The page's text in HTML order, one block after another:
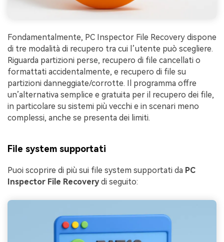
Fondamentalmente, PC Inspector File Recovery dispone
di tre modalità di recupero tra cui l’utente può scegliere.
Riguarda partizioni perse, recupero di file cancellati o
formattati accidentalmente, e recupero di file su
partizioni danneggiate/corrotte. Il programma offre
un’alternativa semplice e gratuita per il recupero dei file,
in particolare su sistemi più vecchi e in scenari meno
complessi, anche se presenta dei limiti.
File system supportati
Puoi scoprire di più sui file system supportati da PC
Inspector File Recoverydi seguito: